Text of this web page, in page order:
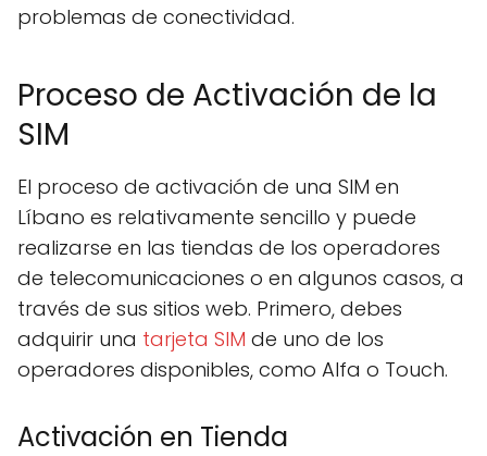
problemas de conectividad.
Proceso de Activación de la
SIM
El proceso de activación de una SIM en
Líbano es relativamente sencillo y puede
realizarse en las tiendas de los operadores
de telecomunicaciones o en algunos casos, a
través de sus sitios web. Primero, debes
adquirir una tarjeta SIM de uno de los
operadores disponibles, como Alfa o Touch.
Activación en Tienda